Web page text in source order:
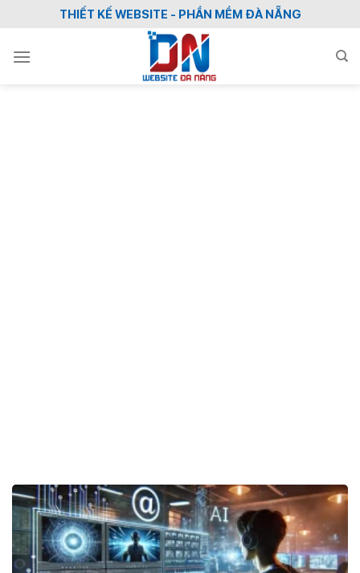
content
THIẾT KẾ WEBSITE - PHẦN MỀM ĐÀ NẴNG